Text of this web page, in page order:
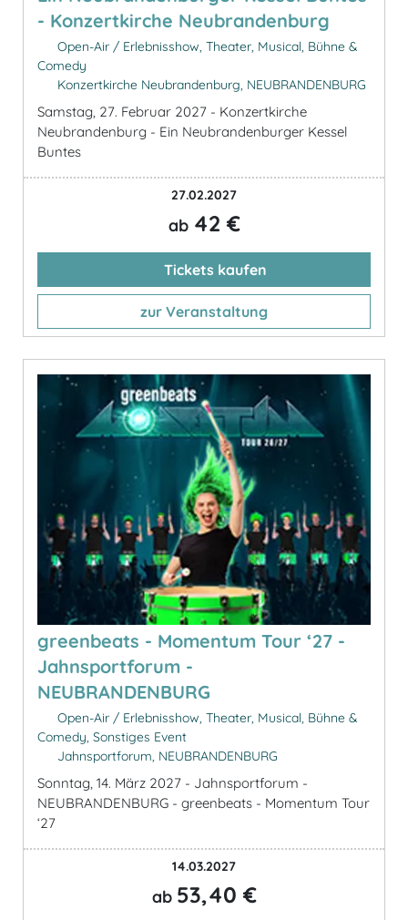
- Konzertkirche Neubrandenburg
Open-Air / Erlebnisshow, Theater, Musical, Bühne &
Comedy
Konzertkirche Neubrandenburg, NEUBRANDENBURG
Samstag, 27. Februar 2027 - Konzertkirche
Neubrandenburg - Ein Neubrandenburger Kessel
Buntes
27.02.2027
ab 42 €
Tickets kaufen
zur Veranstaltung
greenbeats - Momentum Tour ‘27 -
Jahnsportforum -
NEUBRANDENBURG
Open-Air / Erlebnisshow, Theater, Musical, Bühne &
Comedy, Sonstiges Event
Jahnsportforum, NEUBRANDENBURG
Sonntag, 14. März 2027 - Jahnsportforum -
NEUBRANDENBURG - greenbeats - Momentum Tour
‘27
14.03.2027
ab 53,40 €